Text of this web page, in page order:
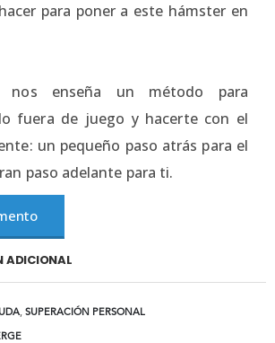
para poner a este hámster en
nos enseña un método para
fuera de juego y hacerte con el
un pequeño paso atrás para el
paso adelante para ti.
ADICIONAL
, SUPERACIÓN PERSONAL